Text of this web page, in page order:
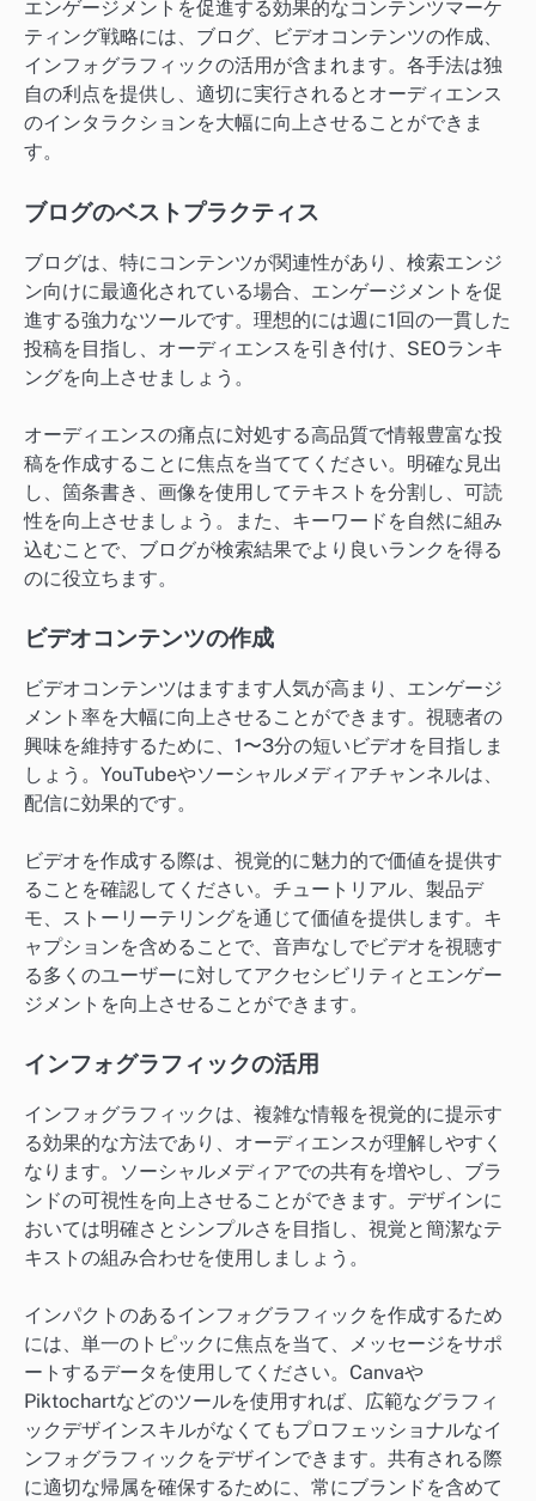
エンゲージメントを促進する効果的なコンテンツマーケ
ティング戦略には、ブログ、ビデオコンテンツの作成、
インフォグラフィックの活用が含まれます。各手法は独
自の利点を提供し、適切に実行されるとオーディエンス
のインタラクションを大幅に向上させることができま
す。
ブログのベストプラクティス
ブログは、特にコンテンツが関連性があり、検索エンジ
ン向けに最適化されている場合、エンゲージメントを促
進する強力なツールです。理想的には週に1回の一貫した
投稿を目指し、オーディエンスを引き付け、SEOランキ
ングを向上させましょう。
オーディエンスの痛点に対処する高品質で情報豊富な投
稿を作成することに焦点を当ててください。明確な見出
し、箇条書き、画像を使用してテキストを分割し、可読
性を向上させましょう。また、キーワードを自然に組み
込むことで、ブログが検索結果でより良いランクを得る
のに役立ちます。
ビデオコンテンツの作成
ビデオコンテンツはますます人気が高まり、エンゲージ
メント率を大幅に向上させることができます。視聴者の
興味を維持するために、1〜3分の短いビデオを目指しま
しょう。YouTubeやソーシャルメディアチャンネルは、
配信に効果的です。
ビデオを作成する際は、視覚的に魅力的で価値を提供す
ることを確認してください。チュートリアル、製品デ
モ、ストーリーテリングを通じて価値を提供します。キ
ャプションを含めることで、音声なしでビデオを視聴す
る多くのユーザーに対してアクセシビリティとエンゲー
ジメントを向上させることができます。
インフォグラフィックの活用
インフォグラフィックは、複雑な情報を視覚的に提示す
る効果的な方法であり、オーディエンスが理解しやすく
なります。ソーシャルメディアでの共有を増やし、ブラ
ンドの可視性を向上させることができます。デザインに
おいては明確さとシンプルさを目指し、視覚と簡潔なテ
キストの組み合わせを使用しましょう。
インパクトのあるインフォグラフィックを作成するため
には、単一のトピックに焦点を当て、メッセージをサポ
ートするデータを使用してください。Canvaや
Piktochartなどのツールを使用すれば、広範なグラフィ
ックデザインスキルがなくてもプロフェッショナルなイ
ンフォグラフィックをデザインできます。共有される際
に適切な帰属を確保するために、常にブランドを含めて